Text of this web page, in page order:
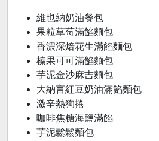
維也納奶油餐包
果粒草莓滿餡麵包
香濃深焙花生滿餡麵包
榛果可可滿餡麵包
芋泥金沙麻吉麵包
大納言紅豆奶油滿餡麵包
激辛熱狗捲
咖啡焦糖海鹽滿餡
芋泥鬆鬆麵包